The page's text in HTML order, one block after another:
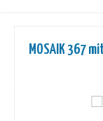
MOSAIK 367
Bildergalerie